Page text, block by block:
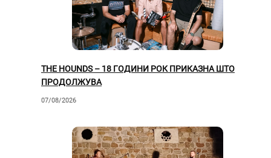
THE HOUNDS – 18 ГОДИНИ РОК ПРИКАЗНА ШТО
ПРОДОЛЖУВА
07/08/2026